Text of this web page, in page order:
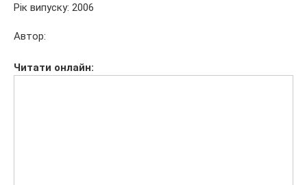
Рік випуску: 2006
Автор:
Читати онлайн: